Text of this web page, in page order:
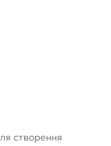
створення